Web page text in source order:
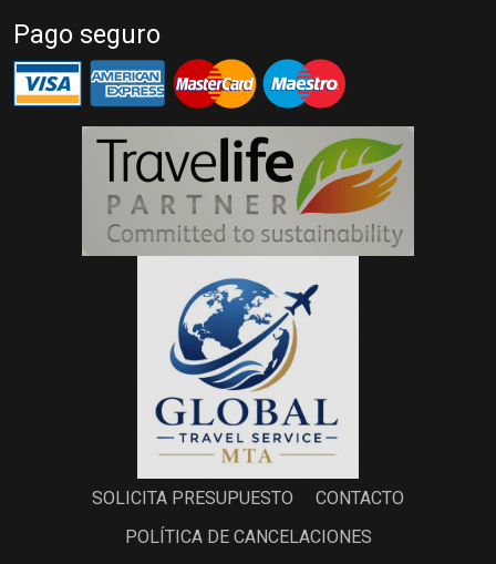
Pago seguro
SOLICITA PRESUPUESTO
CONTACTO
POLÍTICA DE CANCELACIONES